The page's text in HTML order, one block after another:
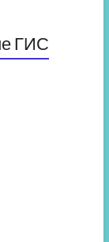
ГИС